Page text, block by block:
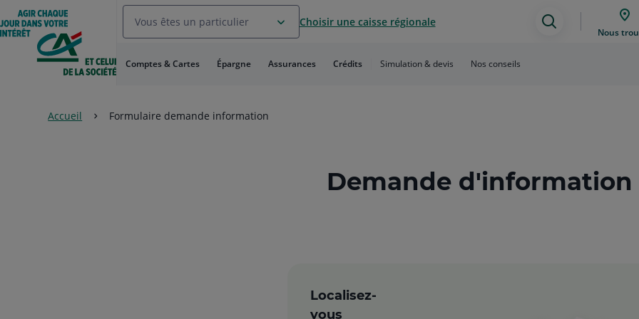
Aller
au
Menu
Aller au
Contenu
Vous êtes un particulier Choisir une caisse régionale
Assistance
Nous
Comptes & Cartes Épargne Assurances Crédits Simulation & devis Nos conseils
Accueil Formulaire demande information
Demande d'information
Localisez-
vous